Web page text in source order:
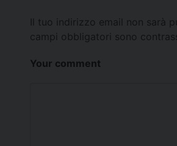
Il tuo indirizzo email non sarà
campi obbligatori sono
Your comment